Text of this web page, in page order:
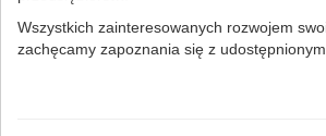
Wszystkich zainteresowanych rozwojem
zachęcamy zapoznania się z